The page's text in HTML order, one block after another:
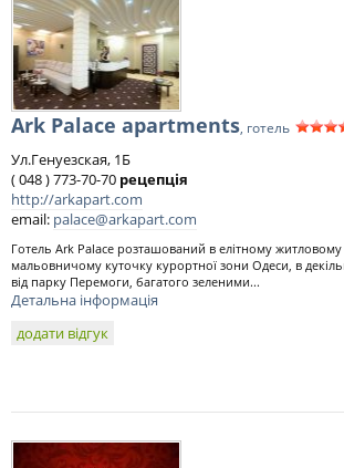
Ark Palace apartments, готель
Ул.Генуезская, 1Б
( 048 ) 773-70-70 рецепція
http://arkapart.com
email: palace@arkapart.com
Готель Ark Palace розташований в елітному житловому
мальовничому куточку курортної зони Одеси, в
від парку Перемоги, багатого зеленими...
Детальна інформація
додати відгук